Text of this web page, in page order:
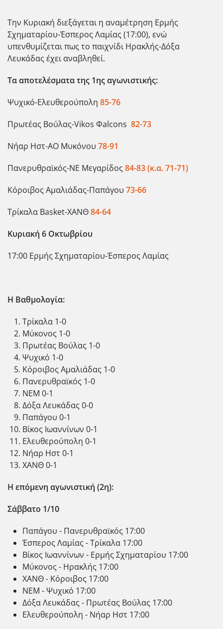
Την Κυριακή διεξάγεται η αναμέτρηση Ερμής
Σχηματαρίου-Έσπερος Λαμίας (17:00), ενώ
υπενθυμίζεται πως το παιχνίδι Ηρακλής-Δόξα
Λευκάδας έχει αναβληθεί.
Τα αποτελέσματα της 1ης αγωνιστικής:
Ψυχικό-Ελευθερούπολη 85-76
Πρωτέας Βούλας-Vikos Φalcons 82-73
Νήαρ Ηστ-ΑΟ Μυκόνου 78-91
Πανερυθραϊκός-ΝΕ Μεγαρίδος84-83 (κ.α. 71-71)
Κόροιβος Αμαλιάδας-Παπάγου 73-66
Τρίκαλα Basket-ΧΑΝΘ84-64
Κυριακή 6 Οκτωβρίου
17:00 Ερμής Σχηματαρίου-Έσπερος Λαμίας
Η Βαθμολογία:
Τρίκαλα 1-0
Μύκονος 1-0
Πρωτέας Βούλας 1-0
Ψυχικό 1-0
Κόροιβος Αμαλιάδας 1-0
Πανερυθραϊκός 1-0
ΝΕΜ 0-1
Δόξα Λευκάδας 0-0
Παπάγου 0-1
Βίκος Ιωαννίνων 0-1
Ελευθερούπολη 0-1
Νήαρ Ηστ 0-1
ΧΑΝΘ 0-1
Η επόμενη αγωνιστική (2η):
Σάββατο 1/10
Παπάγου - Πανερυθραϊκός 17:00
Έσπερος Λαμίας - Τρίκαλα 17:00
Βίκος Ιωαννίνων - Ερμής Σχηματαρίου 17:00
Μύκονος - Ηρακλής 17:00
ΧΑΝΘ - Κόροιβος 17:00
ΝΕΜ - Ψυχικό 17:00
Δόξα Λευκάδας - Πρωτέας Βούλας 17:00
Ελευθερούπολη - Νήαρ Ηστ 17:00